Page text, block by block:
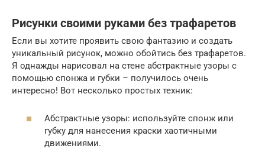
Рисунки своими руками без трафаретов
Если вы хотите проявить свою фантазию и создать
уникальный рисунок, можно обойтись без трафаретов.
Я однажды нарисовал на стене абстрактные узоры с
помощью спонжа и губки – получилось очень
интересно! Вот несколько простых техник:
Абстрактные узоры: используйте спонж или
губку для нанесения краски хаотичными
движениями.